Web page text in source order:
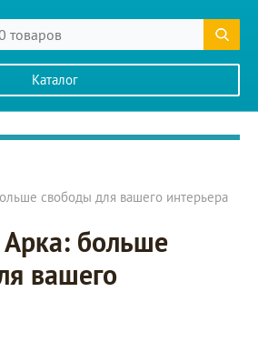
Каталог
свободы для вашего интерьера
больше
вашего